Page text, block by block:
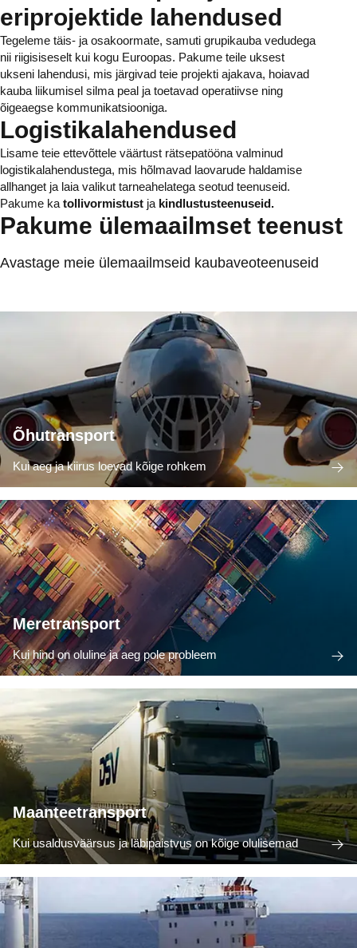
eriprojektide lahendused
Tegeleme täis- ja osakoormate, samuti grupikauba vedudega
nii riigisiseselt kui kogu Euroopas. Pakume teile uksest
ukseni lahendusi, mis järgivad teie projekti ajakava, hoiavad
kauba liikumisel silma peal ja toetavad operatiivse ning
õigeaegse kommunikatsiooniga.
Logistikalahendused
Lisame teie ettevõttele väärtust rätsepatööna valminud
logistikalahendustega, mis hõlmavad laovarude haldamise
allhanget ja laia valikut tarneahelatega seotud teenuseid.
Pakume ka tollivormistust ja kindlustusteenuseid.
Pakume ülemaailmset teenust
Avastage meie ülemaailmseid kaubaveoteenuseid
Õhutransport
Kui aeg ja kiirus loevad kõige rohkem
Meretransport
Kui hind on oluline ja aeg pole probleem
Maanteetransport
Kui usaldusväärsus ja läbipaistvus on kõige olulisemad